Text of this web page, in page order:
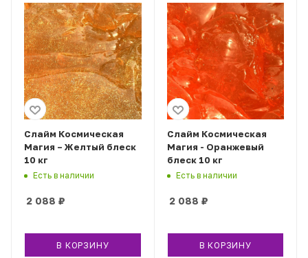
Слайм Космическая
Магия – Желтый блеск
10 кг
Есть в наличии
2 088 ₽
В КОРЗИНУ
Слайм Космическая
Магия - Оранжевый
блеск 10 кг
Есть в наличии
2 088 ₽
В КОРЗИНУ